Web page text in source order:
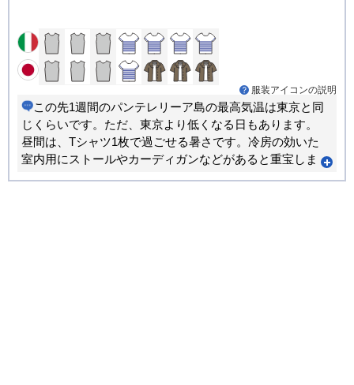
服装アイコンの説明
この先1週間のパンテレリーア島の最高気温は東京と同
じくらいです。ただ、東京より低くなる日もあります。
昼間は、Tシャツ1枚で過ごせる暑さです。冷房の効いた
室内用にストールやカーディガンなどがあると重宝しま